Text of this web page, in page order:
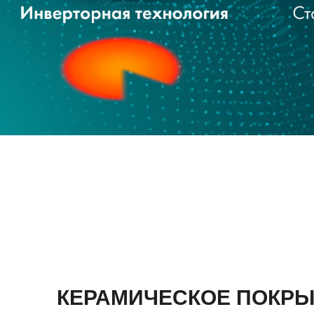
КЕРАМИЧЕСКОЕ